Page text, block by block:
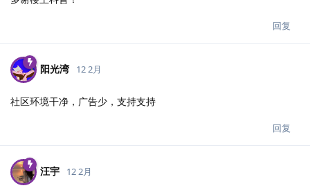
回复
阳光湾 12 2月
社区环境干净，广告少，支持支持
回复
汪宇 12 2月